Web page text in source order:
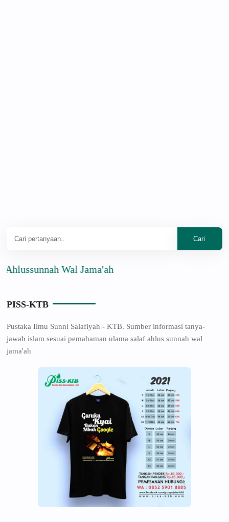
Wal Jama'ah
PISS-KTB
Pustaka Ilmu Sunni Salafiyah - KTB. Sumber informasi tanya-
jawab islam sesuai pemahaman ulama salaf ahlus sunnah wal
jama'ah